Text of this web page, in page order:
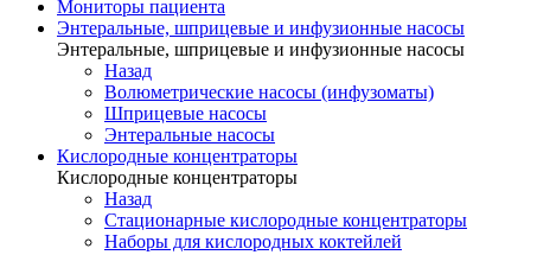
Мониторы пациента
Энтеральные, шприцевые и инфузионные насосы
Энтеральные, шприцевые и инфузионные насосы
Назад
Волюметрические насосы (инфузоматы)
Шприцевые насосы
Энтеральные насосы
Кислородные концентраторы
Кислородные концентраторы
Назад
Стационарные кислородные концентраторы
Наборы для кислородных коктейлей